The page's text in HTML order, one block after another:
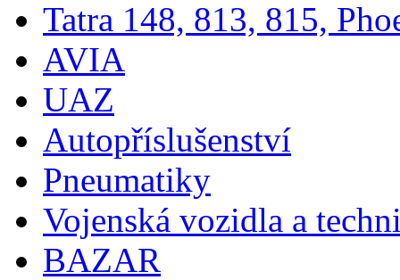
Tatra 148, 813, 815,
AVIA
UAZ
Autopříslušenství
Pneumatiky
Vojenská vozidla a
BAZAR